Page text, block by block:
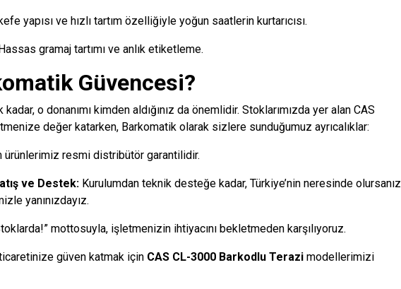
yapısı ve hızlı tartım özelliğiyle yoğun saatlerin kurtarıcısı.
gramaj tartımı ve anlık etiketleme.
Güvencesi?
o donanımı kimden aldığınız da önemlidir. Stoklarımızda yer alan CAS
değer katarken, Barkomatik olarak sizlere sunduğumuz ayrıcalıklar:
ürünlerimiz resmi distribütör garantilidir.
ve Destek:Kurulumdan teknik desteğe kadar, Türkiye’nin neresinde olursanız
yanınızdayız.
mottosuyla, işletmenizin ihtiyacını bekletmeden karşılıyoruz.
ticaretinize güven katmak için CAS CL-3000 Barkodlu Terazimodellerimizi